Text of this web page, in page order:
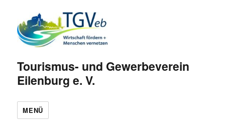
Tourismus- und Gewerbeverein
Eilenburg e. V.
MENÜ